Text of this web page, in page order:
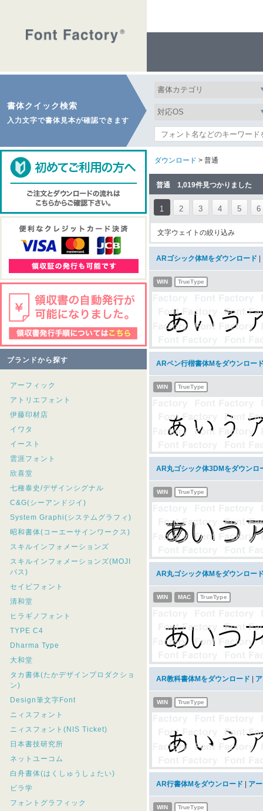
書体クイック検索
入力文字で書体見本が確認できます
ブランドから探す
アーフィック
アトリエフォント
伊藤印材店
イワタ
イースト
雲涯フォント
欣喜堂
七種泰史/デザインシグナル
C&G(シーアンドジイ)
System Graphi(システムグラフィ)
昭和書体(コーエーサインワークス)
スキルインフォメーションズ
スキルインフォメーションズ(MOJI
パス)
セイビフォント
清和堂
ヒラギノフォント
TYPE C4
Dharma Type
大和堂
タカ書体(たかデザインプロダクショ
ン)
Design筆文字Font
ニィスフォント
ニィスフォント(NIS Ticket)
日本書技研究所
ネットユーコム
白舟書体(はくしゅうしょたい)
ビラ学
フォントグラフィック
ダウンロード > 普通
普通 1,019件見つかりました
1 2 3 4 5 6
文字ウェイトの絞り込み
ARゴシック体Mをダウンロード
WIN TrueType
ARペン行楷書体Mをダウンロー
WIN TrueType
AR丸ゴシック体3DMをダウンロ
WIN TrueType
AR丸ゴシック体Mをダウンロー
WIN MAC TrueType
AR教科書体Mをダウンロード
WIN TrueType
AR行書体Mをダウンロード ア
WIN TrueType